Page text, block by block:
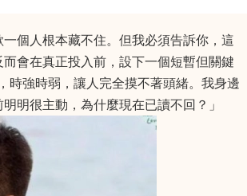
個人根本藏不住。但我必須告訴你，這
會在真正投入前，設下一個短暫但關鍵
時強時弱，讓人完全摸不著頭緒。我身邊
明很主動，為什麼現在已讀不回？」